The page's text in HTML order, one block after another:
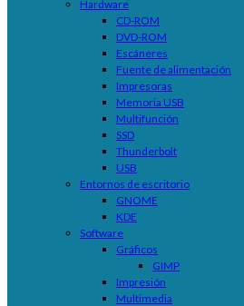
Hardware
CD-ROM
DVD-ROM
Escáneres
Fuente de alimentación
Impresoras
Memoria USB
Multifunción
SSD
Thunderbolt
USB
Entornos de escritorio
GNOME
KDE
Software
Gráficos
GIMP
Impresión
Multimedia